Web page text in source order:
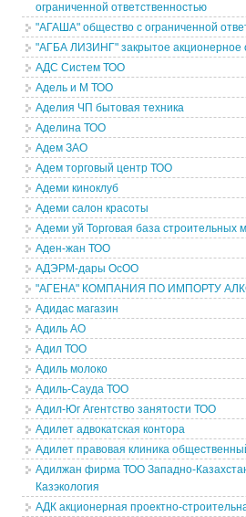
ограниченной ответственностью
"АГАША" общество с ограниченной
"АГБА ЛИЗИНГ" закрытое акционерное
АДС Систем ТОО
Адель и М ТОО
Аделия ЧП бытовая техника
Аделина ТОО
Адем ЗАО
Адем торговый центр ТОО
Адеми киноклуб
Адеми салон красоты
Адеми уй Торговая база строительных
Аден-жан ТОО
АДЭРМ-дары ОсОО
"АГЕНА" КОМПАНИЯ ПО ИМПОРТУ
Адидас магазин
Адиль АО
Адил ТОО
Адиль молоко
Адиль-Сауда ТОО
Адил-Юг Агентство занятости ТОО
Адилет адвокатская контора
Адилет правовая клиника
Адилжан фирма ТОО Западно-
Казэкология
АДК акционерная проектно-